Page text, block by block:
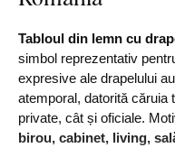
Tabloul din lemn cu
simbol reprezentativ
expresive ale drapelului
atemporal, datorită căruia
private, cât și oficiale.
birou, cabinet, living,